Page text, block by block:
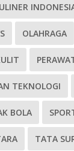
OLAHRAGA
TEKNOLOGI
BOLA
TATA